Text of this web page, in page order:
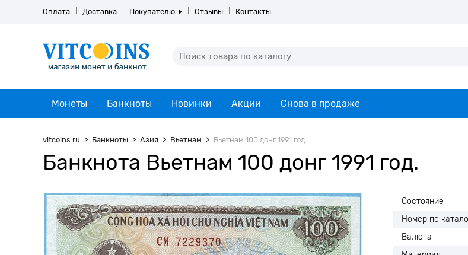
Оплата Доставка Покупателю Отзывы Контакты
Монеты Банкноты Новинки Акции Снова в продаже
vitcoins.ru Банкноты Азия Вьетнам Вьетнам 100 донг 1991 год.
Банкнота Вьетнам 100 донг 1991 год.
Состояние
Номер по
Валюта